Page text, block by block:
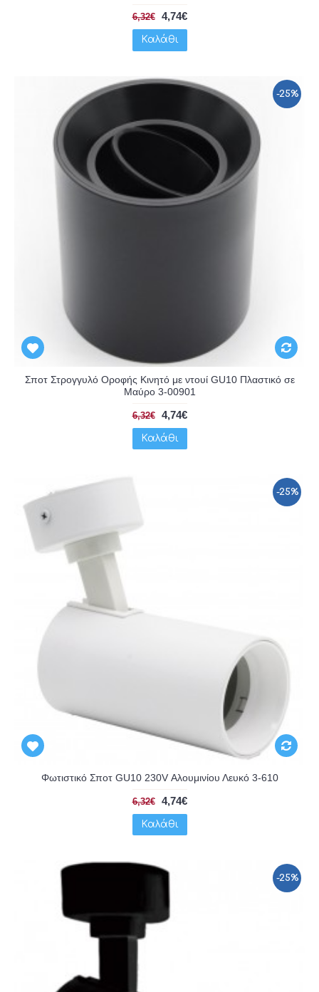
6,32€ 4,74€
Καλάθι
-25%
Σποτ Στρογγυλό Οροφής Κινητό με ντουί GU10 Πλαστικό σε
Μαύρο 3-00901
6,32€ 4,74€
Καλάθι
-25%
Φωτιστικό Σποτ GU10 230V Αλουμινίου Λευκό 3-610
6,32€ 4,74€
Καλάθι
-25%